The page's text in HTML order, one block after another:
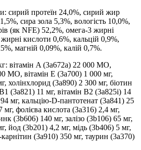
сирий протеїн 24,0%, сирий жир
сира зола 5,3%, вологість 10,0%,
(як NFE) 52,2%, омега-3 жирні
кислоти 0,6%, кальцій 0,9%,
магній 0,09%, калій 0,7%.
вітамін A (3a672a) 22 000 МО,
МО, вітамін E (3a700) 1 000 мг,
холінхлорид (3a890) 2 300 мг, біотин
(3a821) 11 мг, вітамін B2 (3a825i) 14
мг, кальцію-D-пантотенат (3a841) 25
мг, фолієва кислота (3a316) 2,4 мг,
(3b606) 140 мг, залізо (3b106) 65 мг,
йод (3b201) 4,2 мг, мідь (3b406) 5 мг,
(3a910) 350 мг, таурин (3a370)